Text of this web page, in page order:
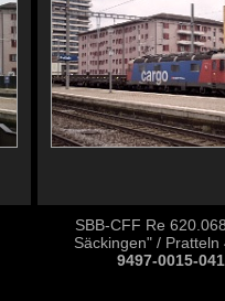
SBB-CFF Re
Säckingen" / Pratteln
9497-0015-